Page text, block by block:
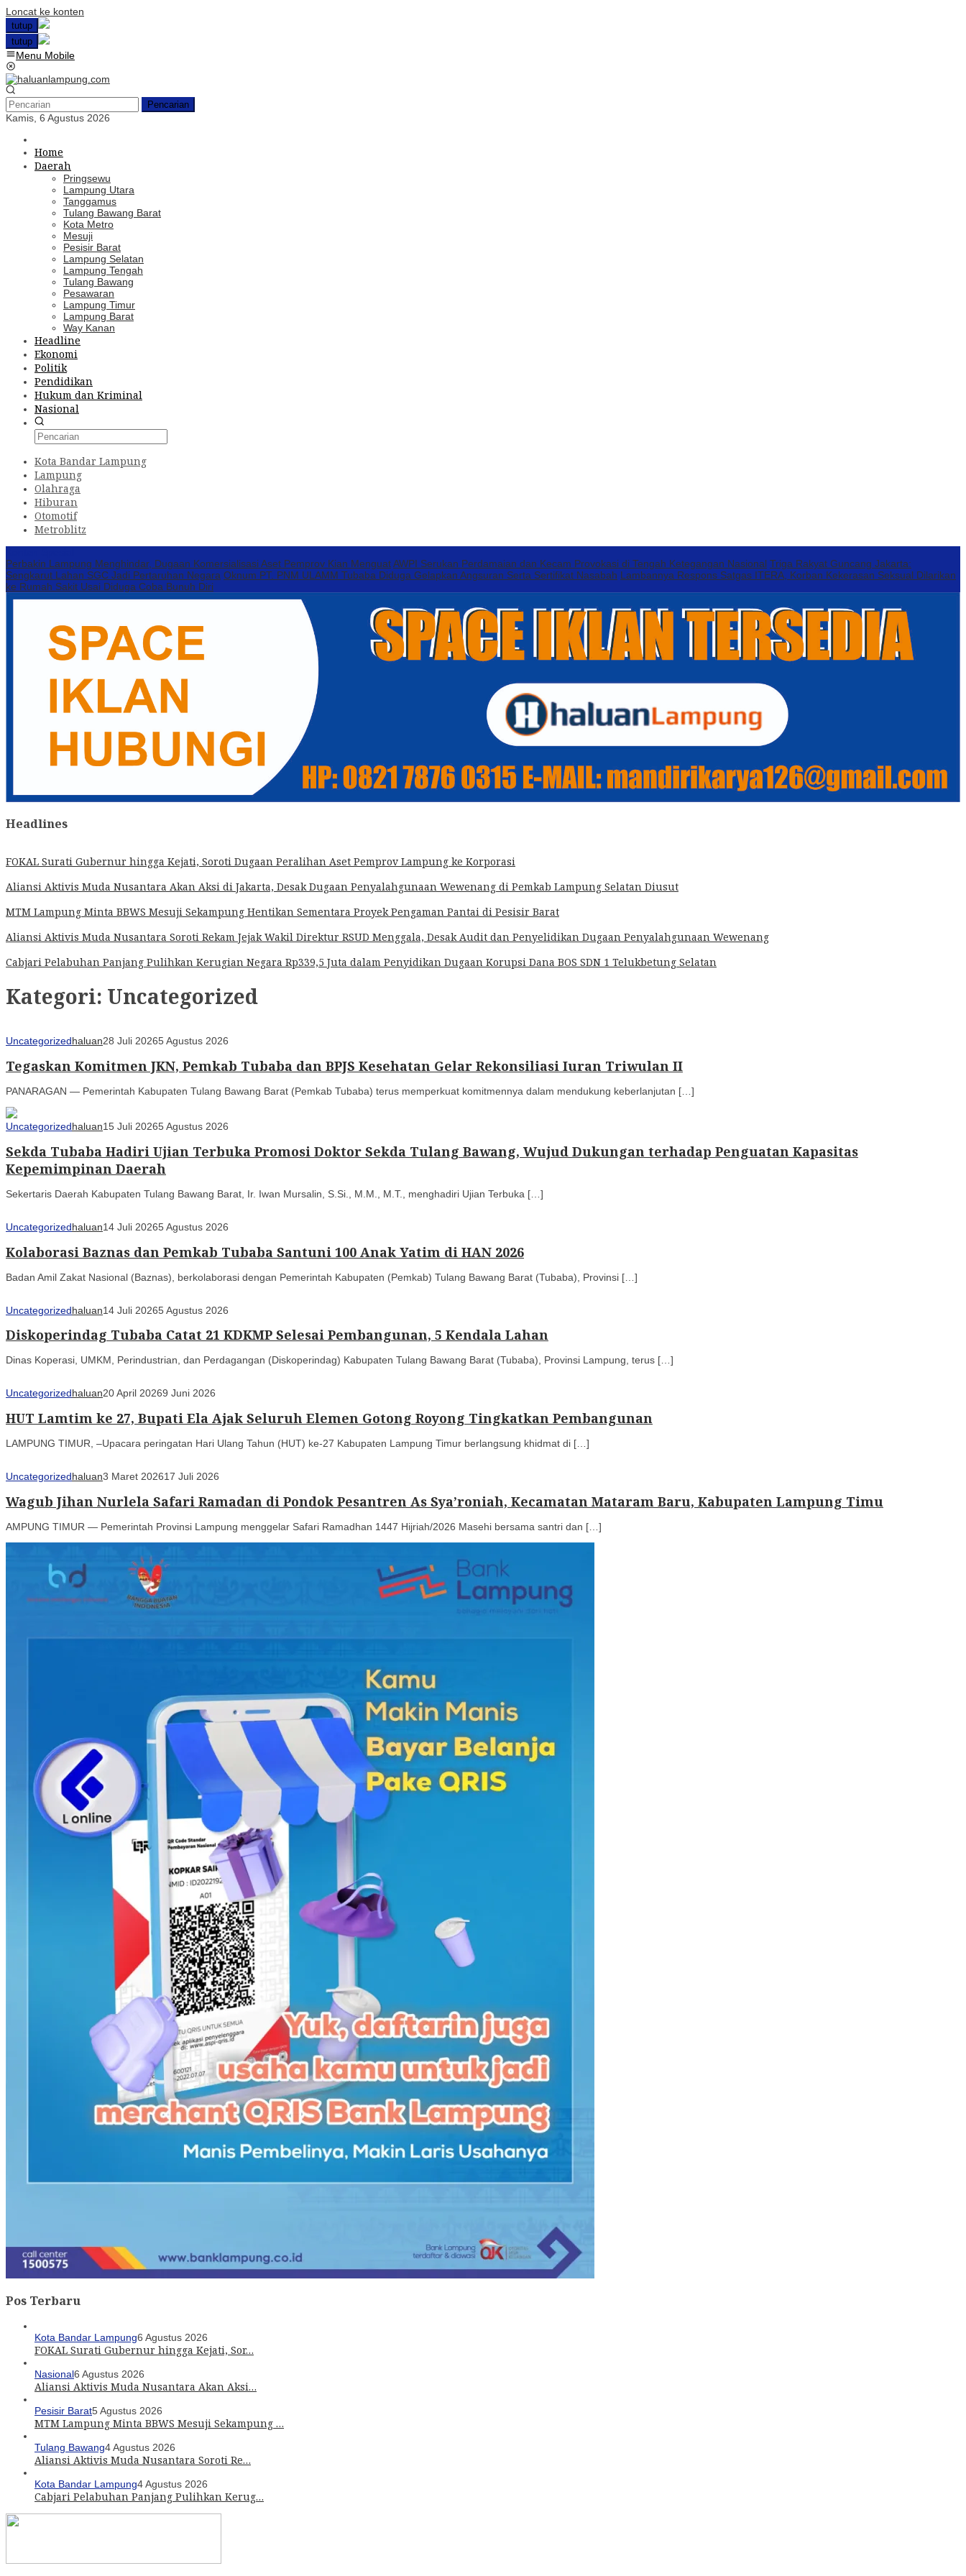
Loncat ke konten
tutup
tutup
Menu Mobile
Pencarian
Kamis, 6 Agustus 2026
Home
Daerah
Pringsewu
Lampung Utara
Tanggamus
Tulang Bawang Barat
Kota Metro
Mesuji
Pesisir Barat
Lampung Selatan
Lampung Tengah
Tulang Bawang
Pesawaran
Lampung Timur
Lampung Barat
Way Kanan
Headline
Ekonomi
Politik
Pendidikan
Hukum dan Kriminal
Nasional
Kota Bandar Lampung
Lampung
Olahraga
Hiburan
Otomotif
Metroblitz
Perbakin Lampung Menghindar, Dugaan Komersialisasi Aset Pemprov Kian MenguatAWPI Serukan Perdamaian dan Kecam Provokasi di Tengah Ketegangan Nasional Triga Rakyat Guncang Jakarta:
Sengkarut Lahan SGC Jadi Pertaruhan Negara Oknum PT. PNM ULAMM Tubaba Diduga Gelapkan Angsuran Serta Sertifikat Nasabah Lambannya Respons Satgas ITERA, Korban Kekerasan Seksual Dilarikan
ke Rumah Sakit Usai Diduga Coba Bunuh Diri
Headlines
FOKAL Surati Gubernur hingga Kejati, Soroti Dugaan Peralihan Aset Pemprov Lampung ke Korporasi
Aliansi Aktivis Muda Nusantara Akan Aksi di Jakarta, Desak Dugaan Penyalahgunaan Wewenang di Pemkab Lampung Selatan Diusut
MTM Lampung Minta BBWS Mesuji Sekampung Hentikan Sementara Proyek Pengaman Pantai di Pesisir Barat
Aliansi Aktivis Muda Nusantara Soroti Rekam Jejak Wakil Direktur RSUD Menggala, Desak Audit dan Penyelidikan Dugaan Penyalahgunaan Wewenang
Cabjari Pelabuhan Panjang Pulihkan Kerugian Negara Rp339,5 Juta dalam Penyidikan Dugaan Korupsi Dana BOS SDN 1 Telukbetung Selatan
Kategori: Uncategorized
Uncategorizedhaluan28 Juli 20265 Agustus 2026
Tegaskan Komitmen JKN, Pemkab Tubaba dan BPJS Kesehatan Gelar Rekonsiliasi Iuran Triwulan II
PANARAGAN — Pemerintah Kabupaten Tulang Bawang Barat (Pemkab Tubaba) terus memperkuat komitmennya dalam mendukung keberlanjutan […]
Uncategorizedhaluan15 Juli 20265 Agustus 2026
Sekda Tubaba Hadiri Ujian Terbuka Promosi Doktor Sekda Tulang Bawang, Wujud Dukungan terhadap Penguatan Kapasitas
Kepemimpinan Daerah
Sekertaris Daerah Kabupaten Tulang Bawang Barat, Ir. Iwan Mursalin, S.Si., M.M., M.T., menghadiri Ujian Terbuka […]
Uncategorizedhaluan14 Juli 20265 Agustus 2026
Kolaborasi Baznas dan Pemkab Tubaba Santuni 100 Anak Yatim di HAN 2026
Badan Amil Zakat Nasional (Baznas), berkolaborasi dengan Pemerintah Kabupaten (Pemkab) Tulang Bawang Barat (Tubaba), Provinsi […]
Uncategorizedhaluan14 Juli 20265 Agustus 2026
Diskoperindag Tubaba Catat 21 KDKMP Selesai Pembangunan, 5 Kendala Lahan
Dinas Koperasi, UMKM, Perindustrian, dan Perdagangan (Diskoperindag) Kabupaten Tulang Bawang Barat (Tubaba), Provinsi Lampung, terus […]
Uncategorizedhaluan20 April 20269 Juni 2026
HUT Lamtim ke 27, Bupati Ela Ajak Seluruh Elemen Gotong Royong Tingkatkan Pembangunan
LAMPUNG TIMUR, –Upacara peringatan Hari Ulang Tahun (HUT) ke-27 Kabupaten Lampung Timur berlangsung khidmat di […]
Uncategorizedhaluan3 Maret 202617 Juli 2026
Wagub Jihan Nurlela Safari Ramadan di Pondok Pesantren As Sya’roniah, Kecamatan Mataram Baru, Kabupaten Lampung Timu
AMPUNG TIMUR — Pemerintah Provinsi Lampung menggelar Safari Ramadhan 1447 Hijriah/2026 Masehi bersama santri dan […]
Pos Terbaru
Kota Bandar Lampung6 Agustus 2026
FOKAL Surati Gubernur hingga Kejati, Sor…
Nasional6 Agustus 2026
Aliansi Aktivis Muda Nusantara Akan Aksi…
Pesisir Barat5 Agustus 2026
MTM Lampung Minta BBWS Mesuji Sekampung …
Tulang Bawang4 Agustus 2026
Aliansi Aktivis Muda Nusantara Soroti Re…
Kota Bandar Lampung4 Agustus 2026
Cabjari Pelabuhan Panjang Pulihkan Kerug…